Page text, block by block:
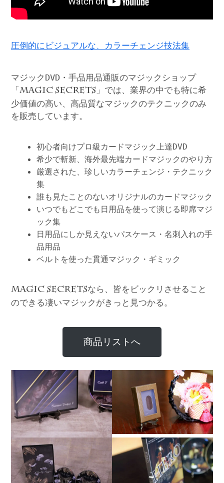
圧倒的にビジュアルな、カラーチェンジ技法集
マジックDVD・手品用品通販のマジックショップ
「 MAGIC SECRETS 」では、業界の中でも特に希
少価値の高い、高品質なマジックのテクニックのみ
を販売しています。
初心者向けプロ級カードマジック上達DVD
希少で斬新、海外最先端カードマジックのやり方
厳選された、珍しいカラーチェンジ・テクニック
集
誰も見たことのないオリジナルのカードマジック
いつでもどこでも日用品を使って演じる即席マジ
ック集
日用品にしか見えないパスケース・名刺入れの手
品用品
ベルトを使った貫通マジック・ギミック
MAGIC SECRETSなら、皆をビックリさせること
のできる凄いマジックがきっと見つかる。
商品リストへ